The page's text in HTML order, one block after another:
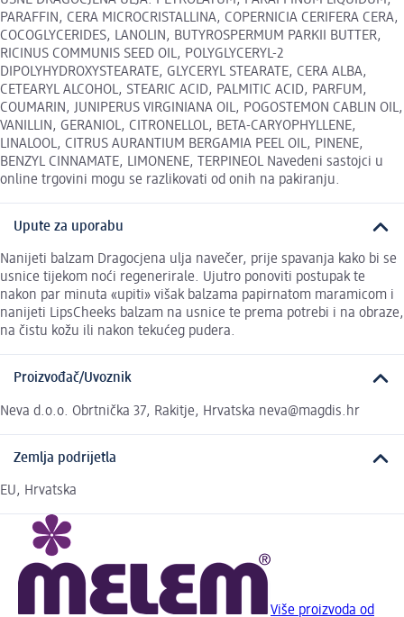
PARAFFIN, CERA MICROCRISTALLINA, COPERNICIA CERIFERA CERA,
COCOGLYCERIDES, LANOLIN, BUTYROSPERMUM PARKII BUTTER,
RICINUS COMMUNIS SEED OIL, POLYGLYCERYL-2
DIPOLYHYDROXYSTEARATE, GLYCERYL STEARATE, CERA ALBA,
CETEARYL ALCOHOL, STEARIC ACID, PALMITIC ACID, PARFUM,
COUMARIN, JUNIPERUS VIRGINIANA OIL, POGOSTEMON CABLIN OIL,
VANILLIN, GERANIOL, CITRONELLOL, BETA-CARYOPHYLLENE,
LINALOOL, CITRUS AURANTIUM BERGAMIA PEEL OIL, PINENE,
BENZYL CINNAMATE, LIMONENE, TERPINEOL Navedeni sastojci u
online trgovini mogu se razlikovati od onih na pakiranju.
Upute za uporabu
Nanijeti balzam Dragocjena ulja navečer, prije spavanja kako bi se
usnice tijekom noći regenerirale. Ujutro ponoviti postupak te
nakon par minuta «upiti» višak balzama papirnatom maramicom i
nanijeti LipsCheeks balzam na usnice te prema potrebi i na obraze,
na čistu kožu ili nakon tekućeg pudera.
Proizvođač/Uvoznik
Neva d.o.o. Obrtnička 37, Rakitje, Hrvatska neva@magdis.hr
Zemlja podrijetla
EU, Hrvatska
Više proizvoda od